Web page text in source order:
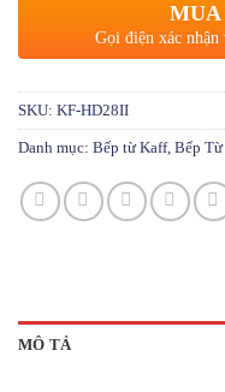
MUA
Gọi điện xác nhận
SKU: KF-HD28II
Danh mục: Bếp từ Kaff, Bếp Từ
MÔ TẢ